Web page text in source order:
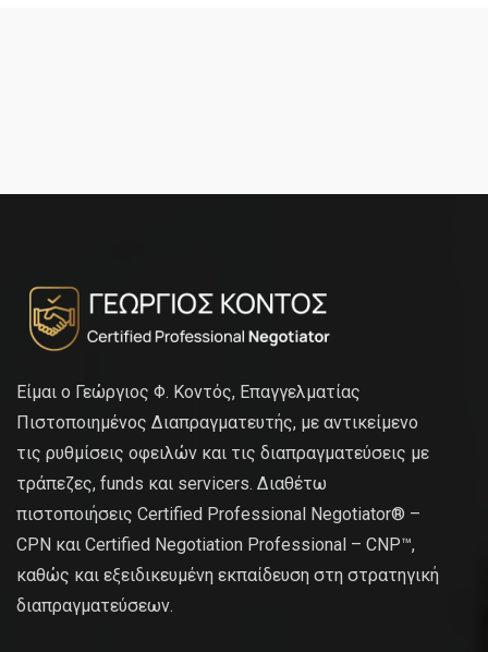
Είμαι ο Γεώργιος Φ. Κοντός, Επαγγελματίας
Πιστοποιημένος Διαπραγματευτής, με αντικείμενο
τις ρυθμίσεις οφειλών και τις διαπραγματεύσεις με
τράπεζες, funds και servicers. Διαθέτω
πιστοποιήσεις Certified Professional Negotiator® –
CPN και Certified Negotiation Professional – CNP™,
καθώς και εξειδικευμένη εκπαίδευση στη στρατηγική
διαπραγματεύσεων.